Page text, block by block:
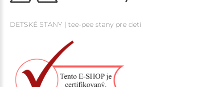
DETSKÉ STANY | tee-pee stany pre deti